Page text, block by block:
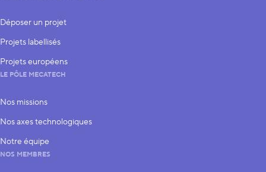
Déposer un projet
Projets labellisés
Projets européens
LE PÔLE MECATECH
Nos missions
Nos axes technologiques
Notre équipe
NOS MEMBRES